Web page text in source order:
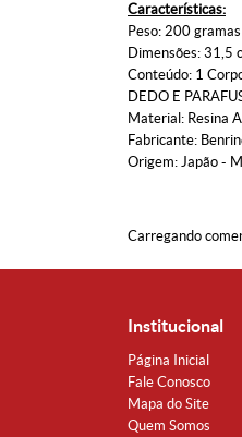
Características:
Peso: 200 gramas
Dimensões: 31,5
Conteúdo: 1
DEDO E
Material: Resina
Fabricante:
Origem: Japão -
Carregando
Institucional
Página Inicial
Fale Conosco
Mapa do Site
Quem Somos